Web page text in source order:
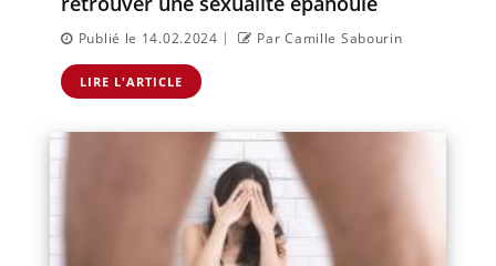
Publié le 14.02.2024 | Par Camille Sabourin
LIRE L'ARTICLE